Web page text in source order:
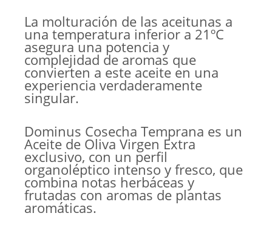
La molturación de las aceitunas a
una temperatura inferior a 21ºC
asegura una potencia y
complejidad de aromas que
convierten a este aceite en una
experiencia verdaderamente
singular.
Dominus Cosecha Temprana es un
Aceite de Oliva Virgen Extra
exclusivo, con un perfil
organoléptico intenso y fresco, que
combina notas herbáceas y
frutadas con aromas de plantas
aromáticas.